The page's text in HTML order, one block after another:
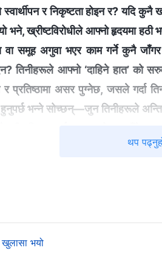
र निकृष्टता होइन र? यदि कुनै
भने, ख्रीष्टविरोधीले आफ्‍नो हृदयमा
समूह अगुवा भएर काम गर्ने कुनै
तिनीहरूले आफ्नो ‘दाहिने हात’ को
प्रतिष्ठामा असर पुग्‍नेछ, जसले गर्दा
हुनुपर्छ भन्‍ने सोच्छन्—जुन तिनीहरूले
भने, तिनीहरूले धेरै गुनासो गर्छन् र
काम गर्नुपर्छ; यो
तिनीहरू आफ्‍नै हैसियत र हितहरूको
दिदीबहिनीहरूलाई आफ्नो सेवा गर्न
राख्दा र परमेश्‍वरको घरलाई ती
थप
खुलासा भयो